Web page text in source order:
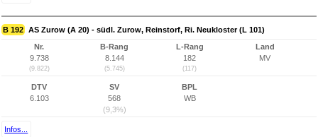
B 192 AS Zurow (A 20) - südl. Zurow, Reinstorf, Ri. Neukloster (L 101)
Nr.
9.738
(9.822)
B-Rang
8.144
(5.745)
L-Rang
182
(117)
Land
MV
DTV
6.103
SV
568
(9,3%)
BPL
WB
Infos...